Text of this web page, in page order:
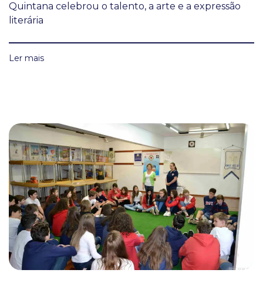
Quintana celebrou o talento, a arte e a expressão
literária
Ler mais